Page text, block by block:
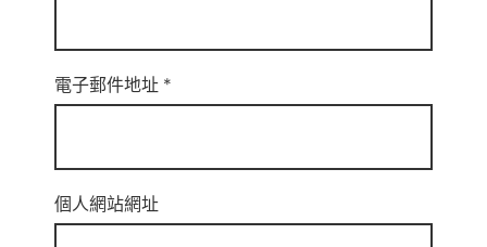
電子郵件地址 *
個人網站網址